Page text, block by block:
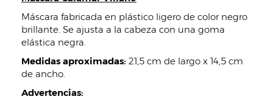
Máscara fabricada en plástico ligero de color negro
brillante. Se ajusta a la cabeza con una goma
elástica negra.
Medidas aproximadas: 21,5 cm de largo x 14,5 cm
de ancho.
Advertencias: